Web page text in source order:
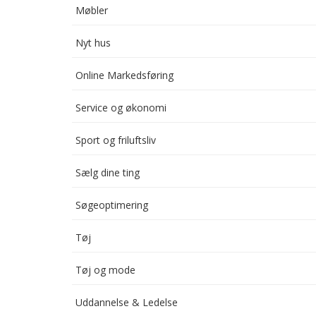
Møbler
Nyt hus
Online Markedsføring
Service og økonomi
Sport og friluftsliv
Sælg dine ting
Søgeoptimering
Tøj
Tøj og mode
Uddannelse & Ledelse